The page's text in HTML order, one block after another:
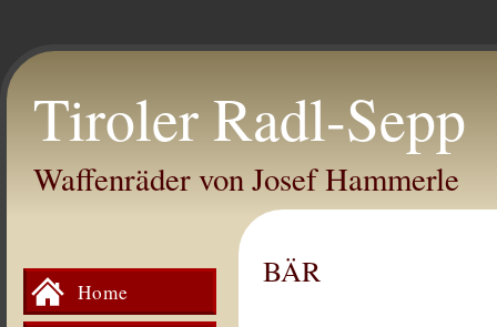
Tiroler Radl-Sepp
Waffenräder von Josef Hammerle
Home
BÄR